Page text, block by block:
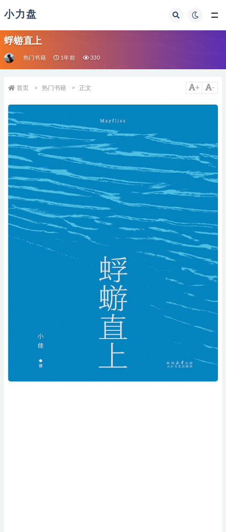
小力盘
蜉蝣直上
热门书籍 1年前 330
+ -
首页 热门书籍 正文